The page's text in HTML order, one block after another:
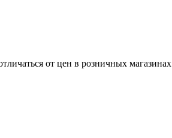
от цен в розничных магазинах